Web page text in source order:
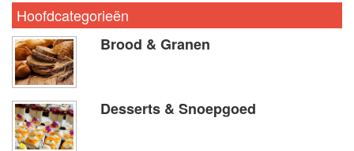
Hoofdcategorieën
Brood & Granen
Desserts & Snoepgoed